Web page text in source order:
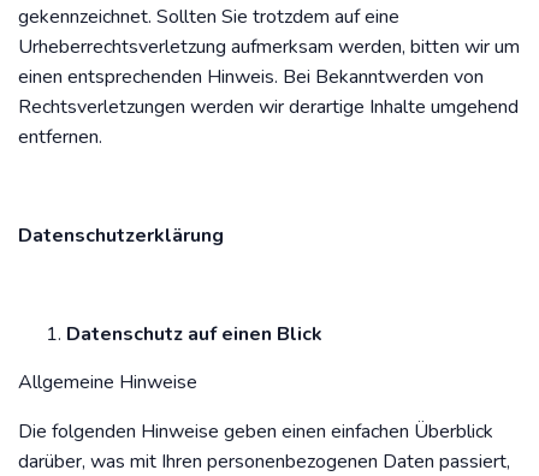
gekennzeichnet. Sollten Sie trotzdem auf eine
Urheberrechtsverletzung aufmerksam werden, bitten wir um
einen entsprechenden Hinweis. Bei Bekanntwerden von
Rechtsverletzungen werden wir derartige Inhalte umgehend
entfernen.
Datenschutzerklärung
Datenschutz auf einen Blick
Allgemeine Hinweise
Die folgenden Hinweise geben einen einfachen Überblick
darüber, was mit Ihren personenbezogenen Daten passiert,